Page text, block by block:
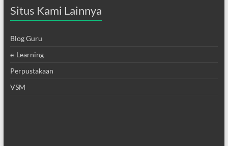
Situs Kami Lainnya
Blog Guru
e-Learning
Perpustakaan
VSM